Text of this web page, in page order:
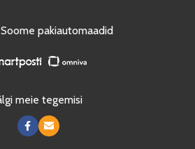
pakiautomaadid
meie tegemisi